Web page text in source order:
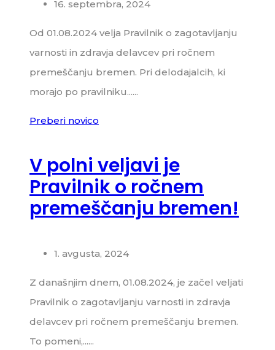
16. septembra, 2024
Od 01.08.2024 velja Pravilnik o zagotavljanju
varnosti in zdravja delavcev pri ročnem
premeščanju bremen. Pri delodajalcih, ki
morajo po pravilniku......
Preberi novico
V polni veljavi je
Pravilnik o ročnem
premeščanju bremen!
1. avgusta, 2024
Z današnjim dnem, 01.08.2024, je začel veljati
Pravilnik o zagotavljanju varnosti in zdravja
delavcev pri ročnem premeščanju bremen.
To pomeni,......